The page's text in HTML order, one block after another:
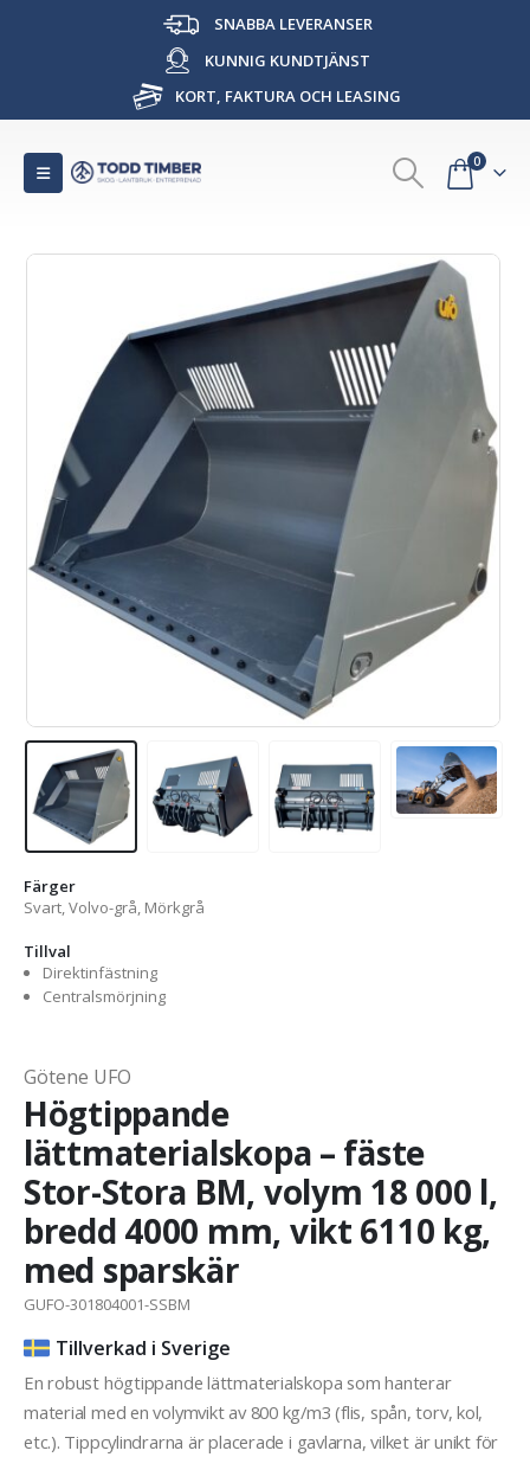
SNABBA LEVERANSER
KUNNIG KUNDTJÄNST
KORT, FAKTURA OCH LEASING
0
Färger
Svart, Volvo-grå, Mörkgrå
Tillval
Direktinfästning
Centralsmörjning
Götene UFO
Högtippande
lättmaterialskopa – fäste
Stor-Stora BM, volym 18 000 l,
bredd 4000 mm, vikt 6110 kg,
med sparskär
GUFO-301804001-SSBM
Tillverkad i Sverige
En robust högtippande lättmaterialskopa som hanterar
material med en volymvikt av 800 kg/m3 (flis, spån, torv, kol,
etc.). Tippcylindrarna är placerade i gavlarna, vilket är unikt för